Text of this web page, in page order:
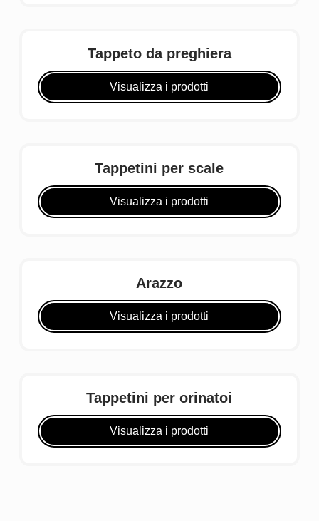
Tappeto da preghiera
Visualizza i prodotti
Tappetini per scale
Visualizza i prodotti
Arazzo
Visualizza i prodotti
Tappetini per orinatoi
Visualizza i prodotti